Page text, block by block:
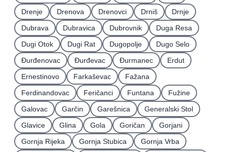
Drenje
Drenova Drenovci Drniš
Drnje
Dubrava
Dubravica Dubrovnik
Duga Resa
Dugi Otok
Dugi Rat Dugopolje
Dugo Selo
Ðurđenovac
Ðurđevac Ðurmanec
Erdut
Ernestinovo
Farkaševac
Fažana
Ferdinandovac
Feričanci Funtana
Fužine
Galovac
Garčin Garešnica
Generalski Stol
Glavice
Glina Gola Goričan
Gorjani
Gornja Rijeka
Gornja Stubica
Gornja Vrba